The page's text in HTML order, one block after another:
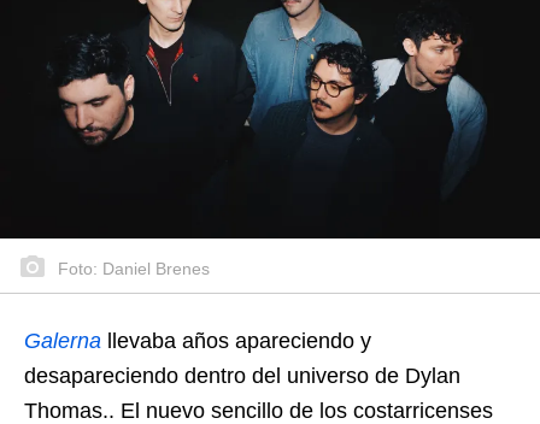
Foto: Daniel Brenes
Galerna llevaba años apareciendo y
desapareciendo dentro del universo de Dylan
Thomas.. El nuevo sencillo de los costarricenses